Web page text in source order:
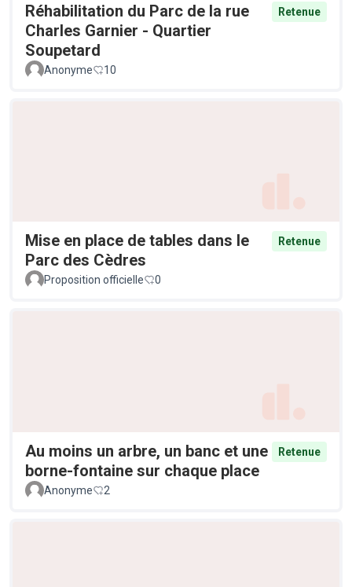
Réhabilitation du Parc de la rue
Charles Garnier - Quartier
Soupetard
Retenue
Anonyme 10
Mise en place de tables dans le
Parc des Cèdres
Retenue
Proposition officielle 0
Au moins un arbre, un banc et une
borne-fontaine sur chaque place
Retenue
Anonyme 2